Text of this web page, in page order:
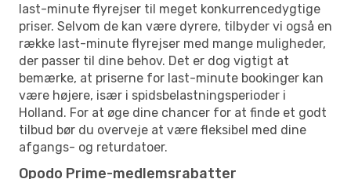
last-minute flyrejser til meget konkurrencedygtige
priser. Selvom de kan være dyrere, tilbyder vi også en
række last-minute flyrejser med mange muligheder,
der passer til dine behov. Det er dog vigtigt at
bemærke, at priserne for last-minute bookinger kan
være højere, især i spidsbelastningsperioder i
Holland. For at øge dine chancer for at finde et godt
tilbud bør du overveje at være fleksibel med dine
afgangs- og returdatoer.
Opodo Prime-medlemsrabatter